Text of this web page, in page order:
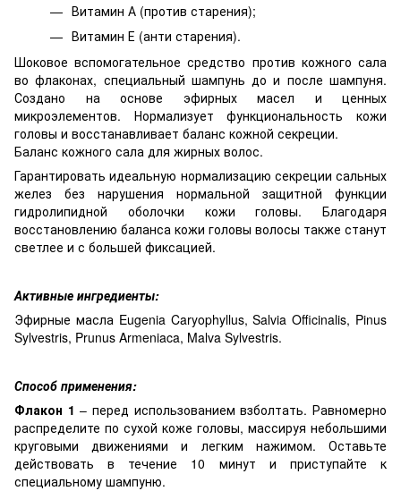
Витамин А (против старения);
Витамин Е (анти старения).
Шоковое вспомогательное средство против кожного сала
во флаконах, специальный шампунь до и после шампуня.
Создано на основе эфирных масел и ценных
микроэлементов. Нормализует функциональность кожи
головы и восстанавливает баланс кожной секреции.
Баланс кожного сала для жирных волос.
Гарантировать идеальную нормализацию секреции сальных
желез без нарушения нормальной защитной функции
гидролипидной оболочки кожи головы. Благодаря
восстановлению баланса кожи головы волосы также станут
светлее и с большей фиксацией.
Активные ингредиенты:
Эфирные масла Eugenia Caryophyllus, Salvia Officinalis, Pinus
Sylvestris, Prunus Armeniaca, Malva Sylvestris.
Способ применения:
Флакон 1 – перед использованием взболтать. Равномерно
распределите по сухой коже головы, массируя небольшими
круговыми движениями и легким нажимом. Оставьте
действовать в течение 10 минут и приступайте к
специальному шампуню.